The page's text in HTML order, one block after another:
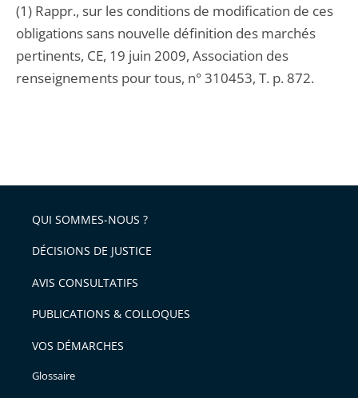
(1) Rappr., sur les conditions de modification de ces
obligations sans nouvelle définition des marchés
pertinents, CE, 19 juin 2009, Association des
renseignements pour tous, n° 310453, T. p. 872.
QUI SOMMES-NOUS ?
DÉCISIONS DE JUSTICE
AVIS CONSULTATIFS
PUBLICATIONS & COLLOQUES
VOS DÉMARCHES
Glossaire